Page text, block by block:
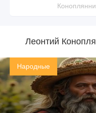
Леонтий
Народные